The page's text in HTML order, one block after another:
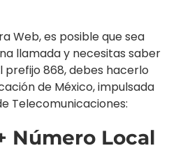
Web, es posible que sea
llamada y necesitas saber
868, debes hacerlo
de México, impulsada
Telecomunicaciones:
Número Local